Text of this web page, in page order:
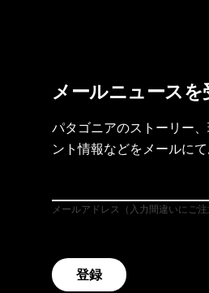
メールニュースを
パタゴニアのストーリー
ント情報などをメールにて
メールアドレス（入力間違いにご注
登録